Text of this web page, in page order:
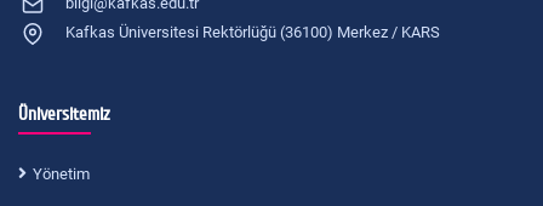
Kafkas Üniversitesi Rektörlüğü (36100) Merkez / KARS
Üniversitemiz
Yönetim